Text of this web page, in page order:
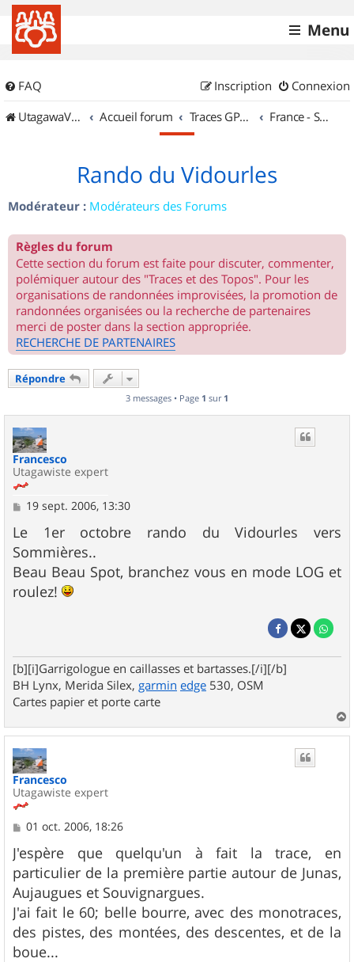
Menu
FAQ Connexion
Inscription
UtagawaVTT (Randos VTT et VTTAE avec traces GPS)
Accueil forum Traces GPS de randos VTT France - Sud Ouest
Rando du Vidourles
Modérateur : Modérateurs des Forums
Règles du forum
Cette section du forum est faite pour discuter, commenter,
polémiquer autour des "Traces et des Topos". Pour les
organisations de randonnées improvisées, la promotion de
randonnées organisées ou la recherche de partenaires
merci de poster dans la section appropriée.
RECHERCHE DE PARTENAIRES
Répondre
3 messages • Page 1 sur 1
Francesco
Utagawiste expert
M
s
s
a
g
e
19 sept. 2006, 13:30
Le 1er octobre rando du Vidourles vers
Sommières..
Beau Beau Spot, branchez vous en mode LOG et
roulez!
[b][i]Garrigologue en caillasses et bartasses.[/i][/b]
BH Lynx, Merida Silex, garmin edge 530, OSM
Cartes papier et porte carte
a
u
Francesco
Utagawiste expert
M
s
s
a
g
e
01 oct. 2006, 18:26
J'espère que quelqu'un à fait la trace, en
particulier de la première partie autour de Junas,
Aujaugues et Souvignargues.
J'ai fait le 60; belle bourre, avec des monotraces,
des pistes, des montées, des descentes, et de la
boue...